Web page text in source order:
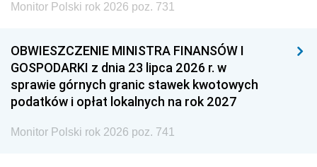
Monitor Polski rok 2026 poz. 731
OBWIESZCZENIE MINISTRA FINANSÓW I
GOSPODARKI z dnia 23 lipca 2026 r. w
sprawie górnych granic stawek kwotowych
podatków i opłat lokalnych na rok 2027
Monitor Polski rok 2026 poz. 741